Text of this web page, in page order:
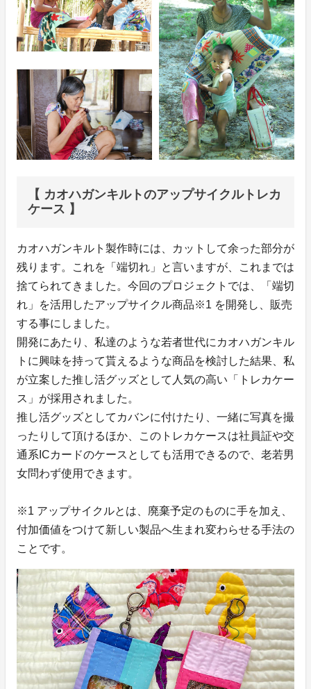
【 カオハガンキルトのアップサイクルトレカ
ケース 】
カオハガンキルト製作時には、カットして余った部分が
残ります。これを「端切れ」と⾔いますが、これまでは
捨てられてきました。今回のプロジェクトでは、「端切
れ」を活⽤したアップサイクル商品※1 を開発し、販売
する事にしました。
開発にあたり、私達のような若者世代にカオハガンキル
トに興味を持って貰えるような商品を検討した結果、私
が⽴案した推し活グッズとして⼈気の⾼い「トレカケー
ス」が採⽤されました。
推し活グッズとしてカバンに付けたり、⼀緒に写真を撮
ったりして頂けるほか、このトレカケースは社員証や交
通系ICカードのケースとしても活⽤できるので、⽼若男
⼥問わず使⽤できます。
※1 アップサイクルとは、廃棄予定のものに手を加え、
付加価値をつけて新しい製品へ生まれ変わらせる手法の
ことです。